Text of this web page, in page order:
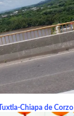
Chiapa de Corzo